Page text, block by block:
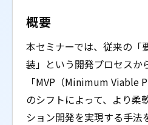
概要
本セミナーでは、従来の
装」という開発プロセスか
「MVP（Minimum
のシフトによって、より柔
ション開発を実現する手法